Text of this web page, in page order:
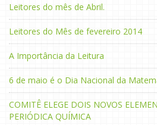
Leitores do mês de Abril.
Leitores do Mês de fevereiro 2014
A Importância da Leitura
6 de maio é o Dia Nacional da
COMITÊ ELEGE DOIS NOVOS
PERIÓDICA QUÍMICA